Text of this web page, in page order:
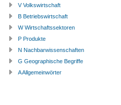
V Volkswirtschaft
B Betriebswirtschaft
W Wirtschaftssektoren
P Produkte
N Nachbarwissenschaften
G Geographische Begriffe
A Allgemeinwörter